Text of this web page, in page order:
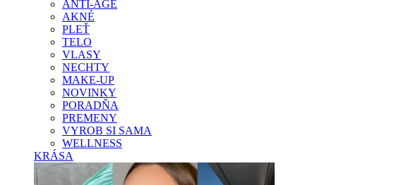
ANTI-AGE
AKNÉ
PLEŤ
TELO
VLASY
NECHTY
MAKE-UP
NOVINKY
PORADŇA
PREMENY
VYROB SI SAMA
WELLNESS
KRÁSA